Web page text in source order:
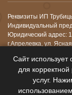
Реквизиты ИП
Индивидуальный
Юридический адрес:
г.Апрелевка, ул.
ИНН: 312608689463
Р/с:
Банк: АО «АЛЬФА-
БИК: 044525593
Сайт
для
услуг.